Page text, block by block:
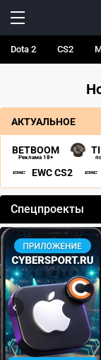
Dota 2 CS2
АКТУАЛЬНОЕ
BETBOOM
Реклама 18+
EWC CS2
Спецпроекты
‹